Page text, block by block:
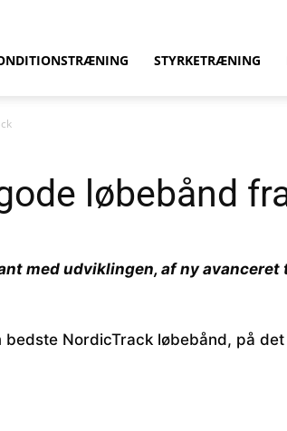
STYRKETRÆNING
løbebånd
med udviklingen, af ny
NordicTrack løbebånd, på